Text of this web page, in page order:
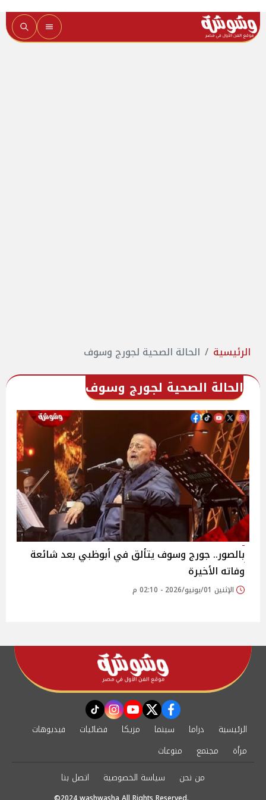
الرئيسية الحالة الصحية لجورج وسوف
الحالة الصحية لجورج وسوف
بالصور.. جورج وسوف يتألق في أبوظبي بعد شائعة
وفاته الأخيرة
الإثنين 01/يونيو/2026 - 02:10 م
facebook
twitter
youtube
instagram
tiktok
الرئيسية دراما سينما مزيكا فضائيات
فيديوهات
مرأة
مجتمع
منوعات
من نحن
سياسة الخصوصية اتصل بنا